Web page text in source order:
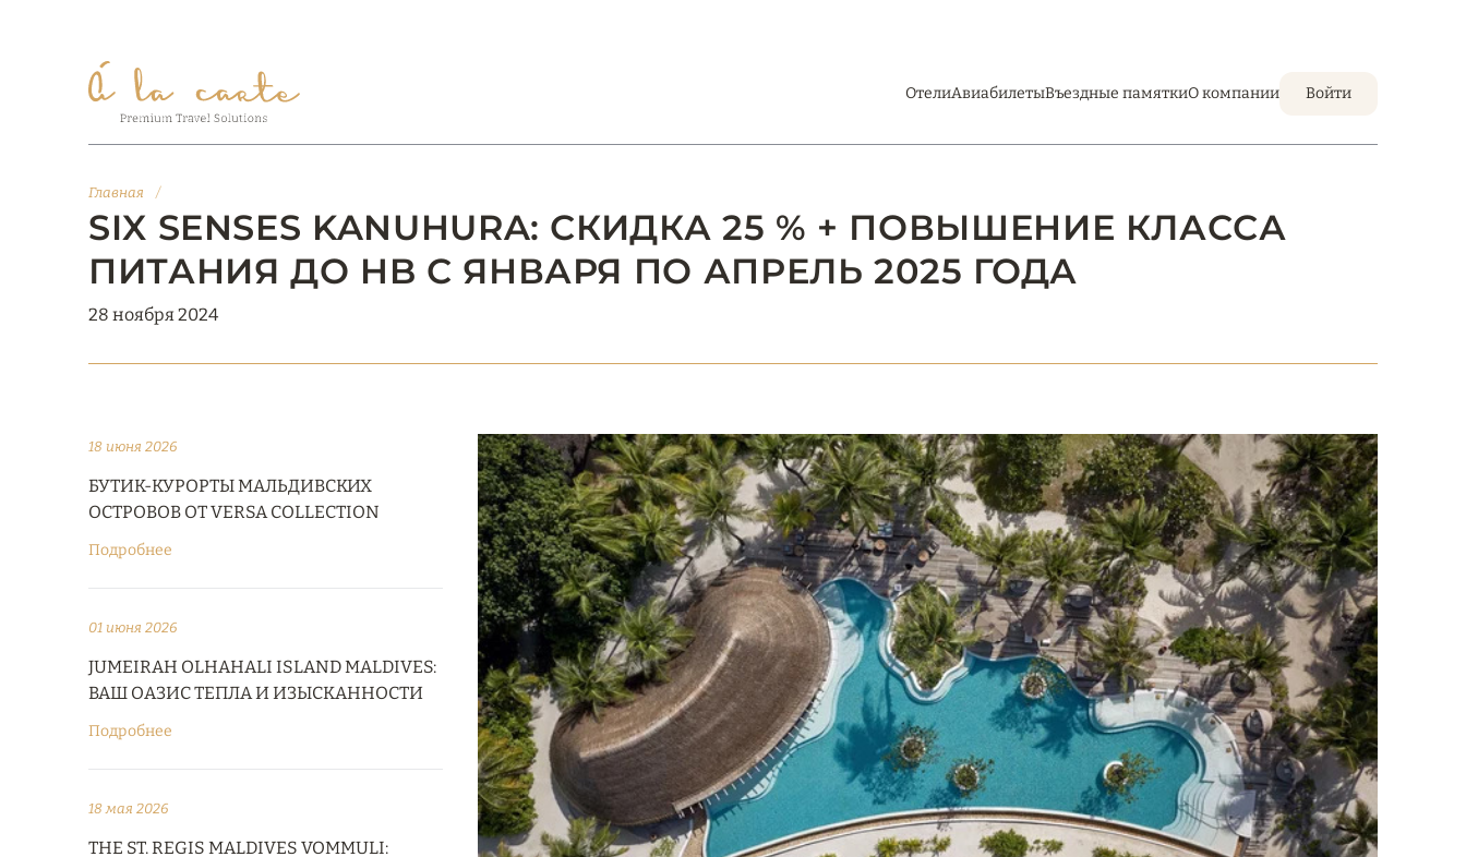
ОтелиАвиабилетыВъездные памяткиО компании Войти
Главная /
SIX SENSES KANUHURA: СКИДКА 25 % + ПОВЫШЕНИЕ КЛАССА
ПИТАНИЯ ДО HB С ЯНВАРЯ ПО АПРЕЛЬ 2025 ГОДА
28 ноября 2024
18 июня 2026
БУТИК-КУРОРТЫ МАЛЬДИВСКИХ
ОСТРОВОВ ОТ VERSA COLLECTION
Подробнее
01 июня 2026
JUMEIRAH OLHAHALI ISLAND MALDIVES:
ВАШ ОАЗИС ТЕПЛА И ИЗЫСКАННОСТИ
Подробнее
18 мая 2026
THE ST. REGIS MALDIVES VOMMULI: